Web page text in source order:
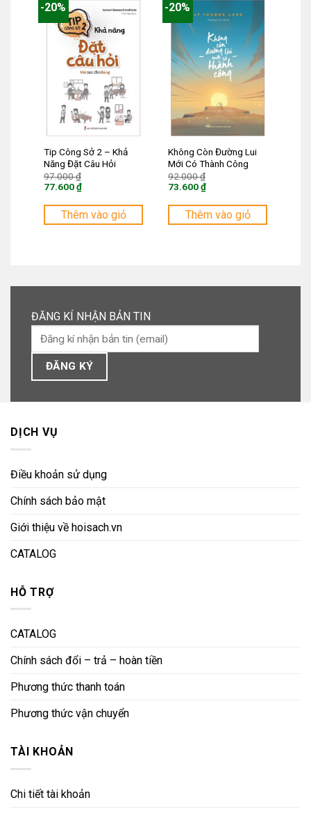
-20%
Tip Công Sở 2 – Khả
Năng Đặt Câu Hỏi
97.000₫
97.000 ₫.
77.600₫
hiện
là:
Thêm vào giỏ
-20%
Không Còn Đường Lui
Mới Có Thành Công
92.000₫
92.000 ₫.
73.600₫
hiện
là:
Thêm vào giỏ
ĐĂNG KÍ NHẬN BẢN TIN
DỊCH VỤ
Điều khoản sử dụng
Chính sách bảo mật
Giới thiệu về hoisach.vn
CATALOG
HỖ TRỢ
CATALOG
Chính sách đổi – trả – hoàn tiền
Phương thức thanh toán
Phương thức vận chuyển
TÀI KHOẢN
Chi tiết tài khoản